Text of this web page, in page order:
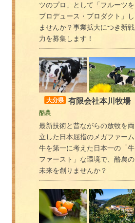
ツのプロ」として「フルーツを
プロデュース・プロダクト」し
ませんか？事業拡大につき新戦
力を募集します！
大分県 有限会社本川牧場
酪農
最新技術と昔ながらの放牧を両
立した日本屈指のメガファーム
牛を第一に考えた日本一の「牛
ファースト」な環境で、酪農の
未来を創りませんか？